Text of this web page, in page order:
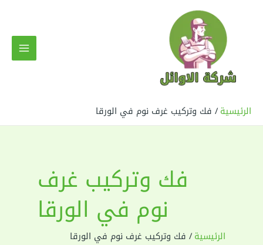
الرئيسية فك وتركيب غرف نوم في الورقا
فك وتركيب غرف
نوم في الورقا
الرئيسية فك وتركيب غرف نوم في الورقا